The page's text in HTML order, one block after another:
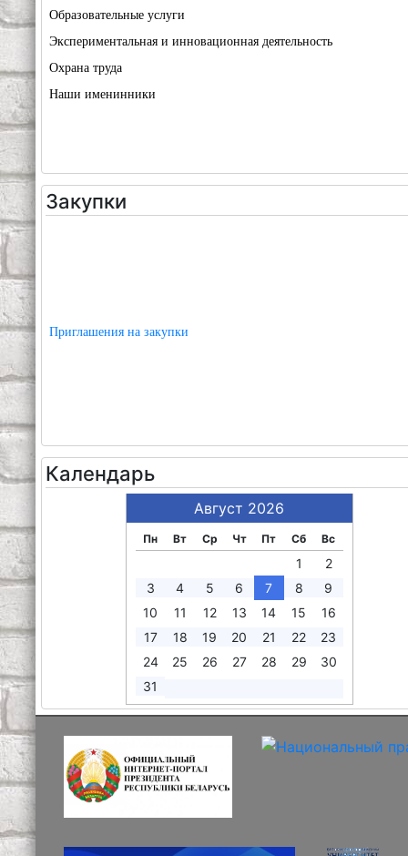
Образовательные услуги
Экспериментальная и инновационная деятельность
Охрана труда
Наши именинники
Закупки
Приглашения на закупки
Календарь
Август 2026
Пн Вт Ср Чт Пт Сб Вс
1
2
3
4 5 6 7 8
9
10
11 12 13 14 15
16
17
18 19 20 21 22
23
24
25 26 27 28 29
30
31